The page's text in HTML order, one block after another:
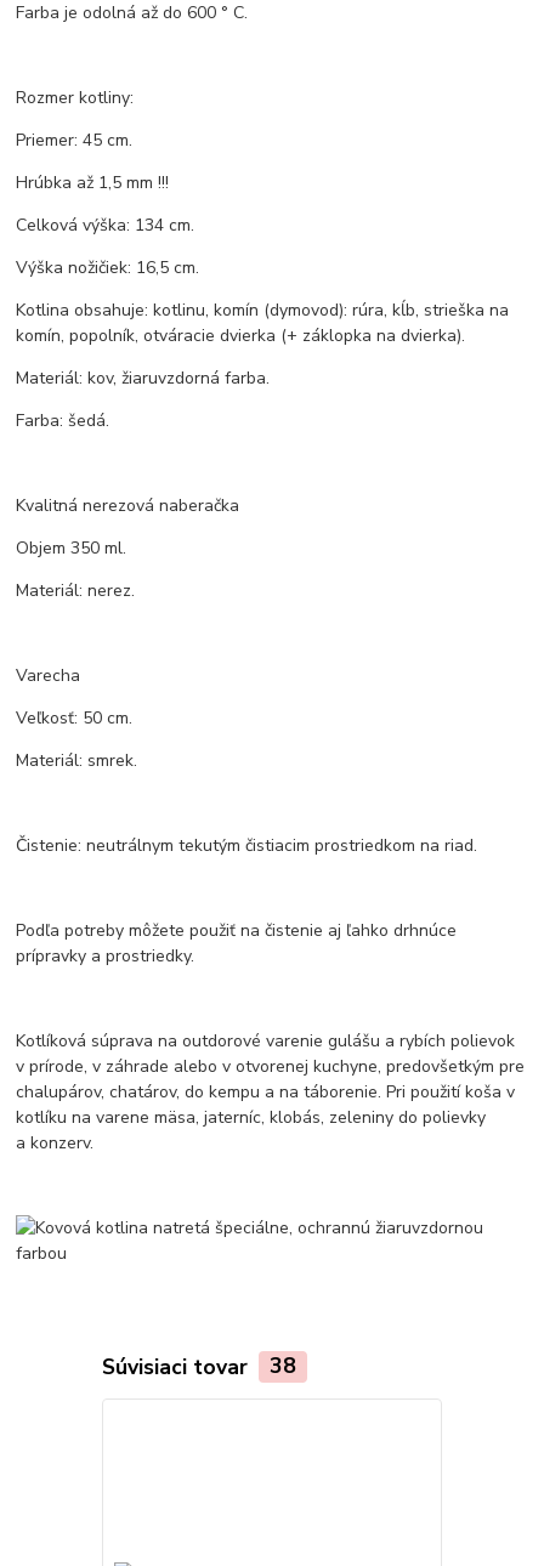
Farba je odolná až do 600 ° C.
Rozmer kotliny:
Priemer: 45 cm.
Hrúbka až 1,5 mm !!!
Celková výška: 134 cm.
Výška nožičiek: 16,5 cm.
Kotlina obsahuje: kotlinu, komín (dymovod): rúra, kĺb, strieška na
komín, popolník, otváracie dvierka (+ záklopka na dvierka).
Materiál: kov, žiaruvzdorná farba.
Farba: šedá.
Kvalitná nerezová naberačka
Objem 350 ml.
Materiál: nerez.
Varecha
Veľkosť: 50 cm.
Materiál: smrek.
Čistenie: neutrálnym tekutým čistiacim prostriedkom na riad.
Podľa potreby môžete použiť na čistenie aj ľahko drhnúce
prípravky a prostriedky.
Kotlíková súprava na outdorové varenie gulášu a rybích polievok
v prírode, v záhrade alebo v otvorenej kuchyne, predovšetkým pre
chalupárov, chatárov, do kempu a na táborenie. Pri použití koša v
kotlíku na varene mäsa, jaterníc, klobás, zeleniny do polievky
a konzerv.
Súvisiaci tovar 38